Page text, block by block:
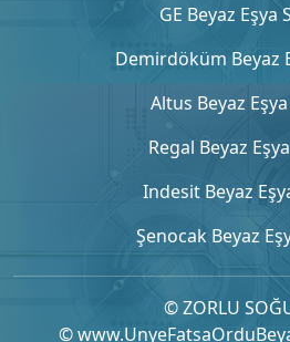
GE Beyaz Eşya
Demirdöküm Beyaz
Altus Beyaz
Regal Beyaz
Indesit Beyaz
Şenocak Beyaz
© ZORLU
©